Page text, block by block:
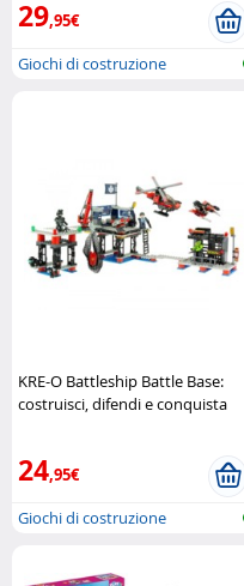
29,95€
Giochi di costruzione
KRE-O Battleship Battle Base:
costruisci, difendi e conquista
24,95€
Giochi di costruzione